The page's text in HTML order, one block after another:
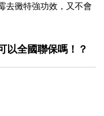
去黴特強功效，又不會
以全國聯保嗎！？